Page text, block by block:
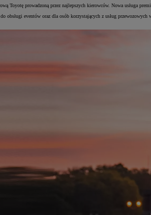
Toyotę prowadzoną przez najlepszych kierowców. Nowa usługa
obsługi eventów oraz dla osób korzystających z usług